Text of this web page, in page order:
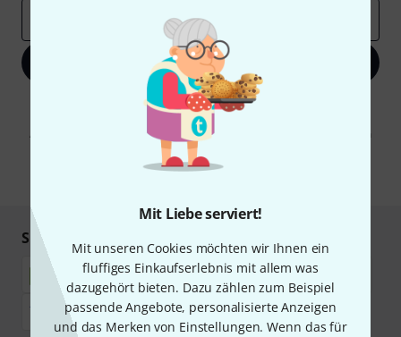
Mit Liebe serviert!
Mit unseren Cookies möchten wir Ihnen ein
fluffiges Einkaufserlebnis mit allem was
dazugehört bieten. Dazu zählen zum Beispiel
passende Angebote, personalisierte Anzeigen
und das Merken von Einstellungen. Wenn das für
Jetzt anmelden
Mit Klick auf „Jetzt anmelden“ stimmen Sie dem Erhalt von E-Mail-
Werbung und einer Messung des E-Mail-Nutzungsverhaltens zu. Die
Abmeldung ist jederzeit möglich. Weitere Informationen finden Sie in
unserenDatenschutzhinweisen
* Pflichtfeld
Sicher einkaufen & bezahlen